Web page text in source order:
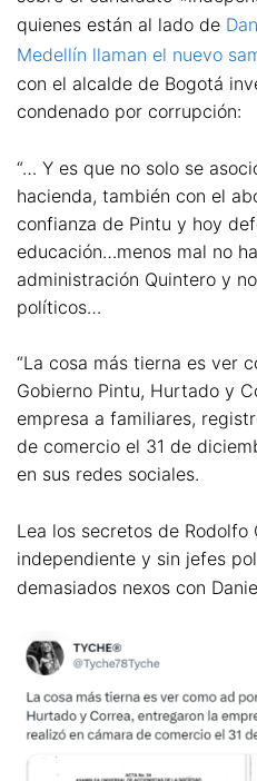
quienes están al lado de
Medellín llaman el nuevo
con el alcalde de Bogotá
condenado por corrupción:
“… Y es que no solo se
hacienda, también con el
confianza de Pintu y hoy
educación…menos mal no
administración Quintero y
políticos…
“La cosa más tierna es ver
Gobierno Pintu, Hurtado y
empresa a familiares,
de comercio el 31 de
en sus redes sociales.
Lea los secretos de
independiente y sin jefes
demasiados nexos con